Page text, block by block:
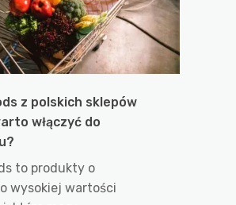
z polskich sklepów
włączyć do
to produkty o
wysokiej wartości